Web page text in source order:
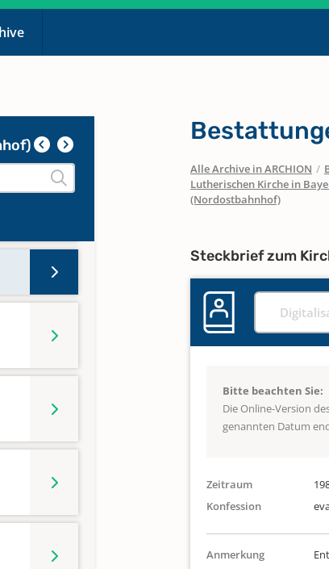
Alle Archive in ARCHION /
Lutherischen Kirche in
(Nordostbahnhof)
Steckbrief zum
Bitte beachten Sie:
Die Online-Version
genannten Datum
Zeitraum
Konfession
Anmerkung